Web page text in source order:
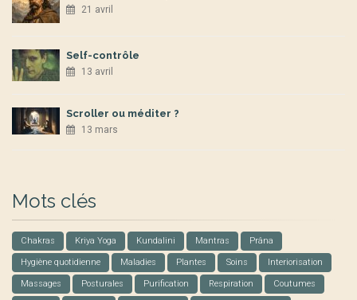
21 avril
Self-contrôle
13 avril
Scroller ou méditer ?
13 mars
Mots clés
Chakras Kriya Yoga Kundalini Mantras Prâna
Hygiène quotidienne Maladies Plantes Soins Interiorisation
Massages Posturales Purification Respiration Coutumes